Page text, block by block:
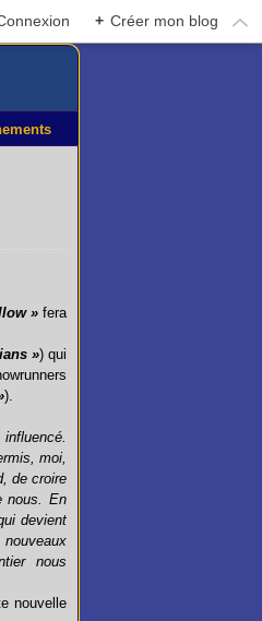
+ Créer mon blog
»fera
») qui
).
influencé.
moi,
de croire
nous. En
devient
nous
nouvelle